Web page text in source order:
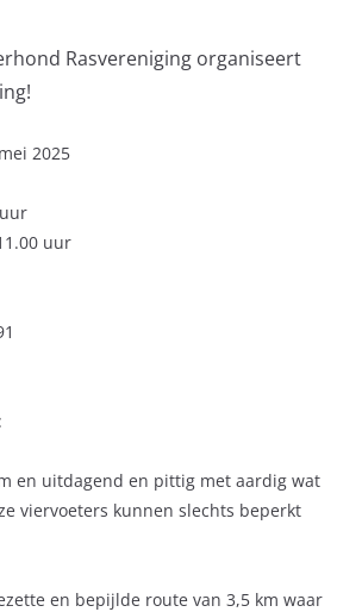
Rasvereniging organiseert
2025
uur
en uitdagend en pittig met aardig wat
viervoeters kunnen slechts beperkt
en bepijlde route van 3,5 km waar